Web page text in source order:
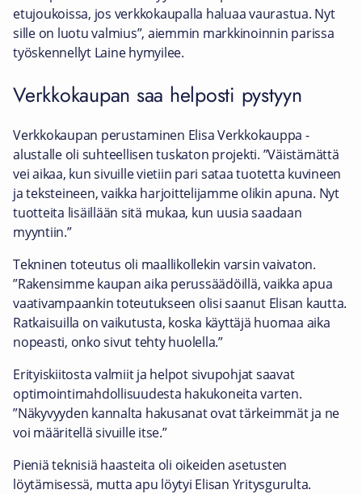
etujoukoissa, jos verkkokaupalla haluaa vaurastua. Nyt
sille on luotu valmius”, aiemmin markkinoinnin parissa
työskennellyt Laine hymyilee.
Verkkokaupan saa helposti pystyyn
Verkkokaupan perustaminen Elisa Verkkokauppa -
alustalle oli suhteellisen tuskaton projekti. ”Väistämättä
vei aikaa, kun sivuille vietiin pari sataa tuotetta kuvineen
ja teksteineen, vaikka harjoittelijamme olikin apuna. Nyt
tuotteita lisäillään sitä mukaa, kun uusia saadaan
myyntiin.”
Tekninen toteutus oli maallikollekin varsin vaivaton.
”Rakensimme kaupan aika perussäädöillä, vaikka apua
vaativampaankin toteutukseen olisi saanut Elisan kautta.
Ratkaisuilla on vaikutusta, koska käyttäjä huomaa aika
nopeasti, onko sivut tehty huolella.”
Erityiskiitosta valmiit ja helpot sivupohjat saavat
optimointimahdollisuudesta hakukoneita varten.
”Näkyvyyden kannalta hakusanat ovat tärkeimmät ja ne
voi määritellä sivuille itse.”
Pieniä teknisiä haasteita oli oikeiden asetusten
löytämisessä, mutta apu löytyi Elisan Yritysgurulta.